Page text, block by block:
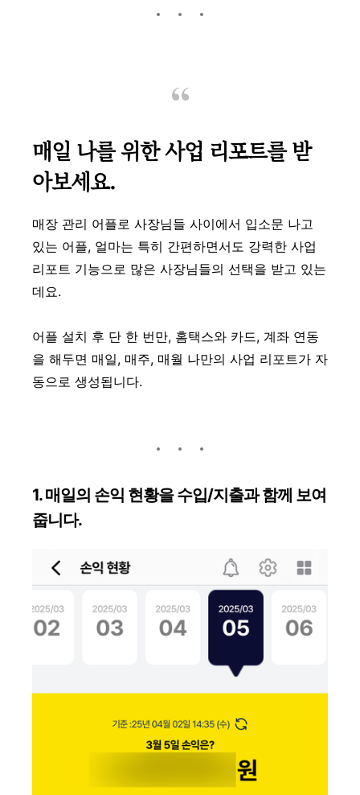
매일 나를 위한 사업 리포트를 받
아보세요.
매장 관리 어플로 사장님들 사이에서 입소문 나고
있는 어플, 얼마는 특히 간편하면서도 강력한 사업
리포트 기능으로 많은 사장님들의 선택을 받고 있는
데요.
어플 설치 후 단 한 번만, 홈택스와 카드, 계좌 연동
을 해두면 매일, 매주, 매월 나만의 사업 리포트가 자
동으로 생성됩니다.
1. 매일의 손익 현황을 수입/지출과 함께 보여
줍니다.